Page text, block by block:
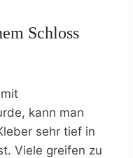
Schloss
kann man
sehr tief in
Viele greifen zu